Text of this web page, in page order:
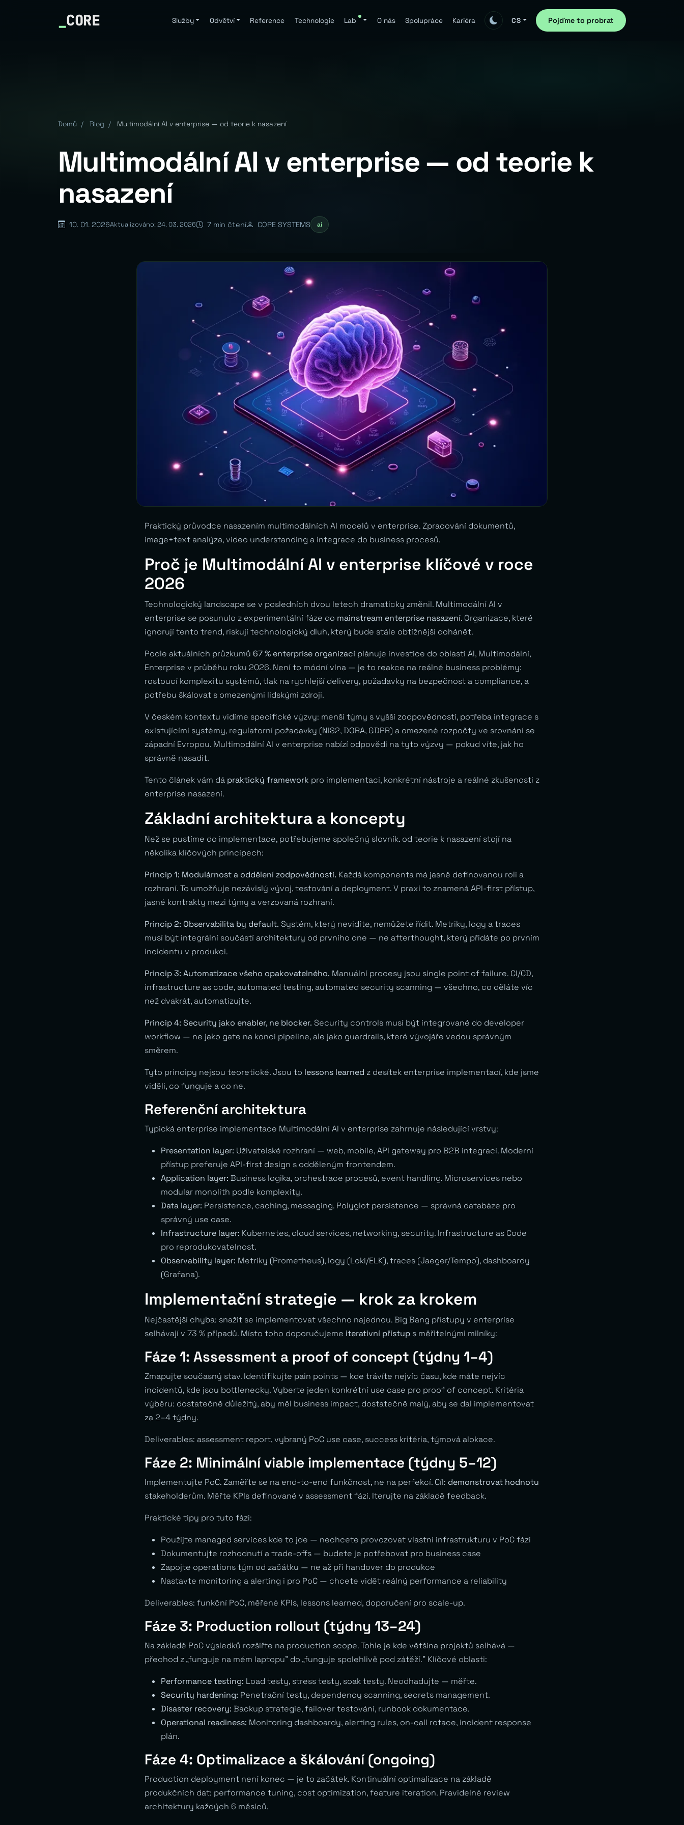
_CORE Služby Odvětví Reference Technologie Lab O nás Spolupráce Kariéra CS Pojďme to probrat
Domů / Blog / Multimodální AI v enterprise — od teorie k nasazení
Multimodální AI v enterprise — od teorie k
nasazení
10. 01. 2026Aktualizováno: 24. 03. 2026 7 min čtení CORE SYSTEMS ai
Praktický průvodce nasazením multimodálních AI modelů v enterprise. Zpracování dokumentů,
image+text analýza, video understanding a integrace do business procesů.
Proč je Multimodální AI v enterprise klíčové v roce
2026
Technologický landscape se v posledních dvou letech dramaticky změnil. Multimodální AI v
enterprise se posunulo z experimentální fáze do mainstream enterprise nasazení. Organizace, které
ignorují tento trend, riskují technologický dluh, který bude stále obtížnější dohánět.
Podle aktuálních průzkumů 67 % enterprise organizací plánuje investice do oblasti AI, Multimodální,
Enterprise v průběhu roku 2026. Není to módní vlna — je to reakce na reálné business problémy:
rostoucí komplexitu systémů, tlak na rychlejší delivery, požadavky na bezpečnost a compliance, a
potřebu škálovat s omezenými lidskými zdroji.
V českém kontextu vidíme specifické výzvy: menší týmy s vyšší zodpovědností, potřeba integrace s
existujícími systémy, regulatorní požadavky (NIS2, DORA, GDPR) a omezené rozpočty ve srovnání se
západní Evropou. Multimodální AI v enterprise nabízí odpovědi na tyto výzvy — pokud víte, jak ho
správně nasadit.
Tento článek vám dá praktický framework pro implementaci, konkrétní nástroje a reálné zkušenosti z
enterprise nasazení.
Základní architektura a koncepty
Než se pustíme do implementace, potřebujeme společný slovník. od teorie k nasazení stojí na
několika klíčových principech:
Princip 1: Modulárnost a oddělení zodpovědností. Každá komponenta má jasně definovanou roli a
rozhraní. To umožňuje nezávislý vývoj, testování a deployment. V praxi to znamená API-first přístup,
jasné kontrakty mezi týmy a verzovaná rozhraní.
Princip 2: Observabilita by default. Systém, který nevidíte, nemůžete řídit. Metriky, logy a traces
musí být integrální součástí architektury od prvního dne — ne afterthought, který přidáte po prvním
incidentu v produkci.
Princip 3: Automatizace všeho opakovatelného. Manuální procesy jsou single point of failure. CI/CD,
infrastructure as code, automated testing, automated security scanning — všechno, co děláte víc
než dvakrát, automatizujte.
Princip 4: Security jako enabler, ne blocker. Security controls musí být integrované do developer
workflow — ne jako gate na konci pipeline, ale jako guardrails, které vývojáře vedou správným
směrem.
Tyto principy nejsou teoretické. Jsou to lessons learned z desítek enterprise implementací, kde jsme
viděli, co funguje a co ne.
Referenční architektura
Typická enterprise implementace Multimodální AI v enterprise zahrnuje následující vrstvy:
Presentation layer: Uživatelské rozhraní — web, mobile, API gateway pro B2B integraci. Moderní
přístup preferuje API-first design s odděleným frontendem.
Application layer: Business logika, orchestrace procesů, event handling. Microservices nebo
modular monolith podle komplexity.
Data layer: Persistence, caching, messaging. Polyglot persistence — správná databáze pro
správný use case.
Infrastructure layer: Kubernetes, cloud services, networking, security. Infrastructure as Code
pro reprodukovatelnost.
Observability layer: Metriky (Prometheus), logy (Loki/ELK), traces (Jaeger/Tempo), dashboardy
(Grafana).
Implementační strategie — krok za krokem
Nejčastější chyba: snažit se implementovat všechno najednou. Big Bang přístupy v enterprise
selhávají v 73 % případů. Místo toho doporučujeme iterativní přístup s měřitelnými milníky:
Fáze 1: Assessment a proof of concept (týdny 1–4)
Zmapujte současný stav. Identifikujte pain points — kde trávíte nejvíc času, kde máte nejvíc
incidentů, kde jsou bottlenecky. Vyberte jeden konkrétní use case pro proof of concept. Kritéria
výběru: dostatečně důležitý, aby měl business impact, dostatečně malý, aby se dal implementovat
za 2–4 týdny.
Deliverables: assessment report, vybraný PoC use case, success kritéria, týmová alokace.
Fáze 2: Minimální viable implementace (týdny 5–12)
Implementujte PoC. Zaměřte se na end-to-end funkčnost, ne na perfekcí. Cíl: demonstrovat hodnotu
stakeholderům. Měřte KPIs definované v assessment fázi. Iterujte na základě feedback.
Praktické tipy pro tuto fázi:
Použijte managed services kde to jde — nechcete provozovat vlastní infrastrukturu v PoC fázi
Dokumentujte rozhodnutí a trade-offs — budete je potřebovat pro business case
Zapojte operations tým od začátku — ne až při handover do produkce
Nastavte monitoring a alerting i pro PoC — chcete vidět reálný performance a reliability
Deliverables: funkční PoC, měřené KPIs, lessons learned, doporučení pro scale-up.
Fáze 3: Production rollout (týdny 13–24)
Na základě PoC výsledků rozšiřte na production scope. Tohle je kde většina projektů selhává —
přechod z „funguje na mém laptopu” do „funguje spolehlivě pod zátěží.” Klíčové oblasti:
Performance testing: Load testy, stress testy, soak testy. Neodhadujte — měřte.
Security hardening: Penetrační testy, dependency scanning, secrets management.
Disaster recovery: Backup strategie, failover testování, runbook dokumentace.
Operational readiness: Monitoring dashboardy, alerting rules, on-call rotace, incident response
plán.
Fáze 4: Optimalizace a škálování (ongoing)
Production deployment není konec — je to začátek. Kontinuální optimalizace na základě
produkčních dat: performance tuning, cost optimization, feature iteration. Pravidelné review
architektury každých 6 měsíců.